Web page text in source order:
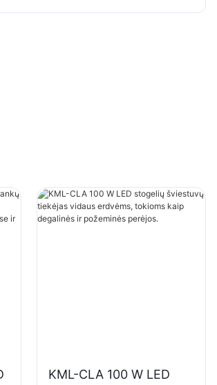
kaip sporto salės ir sandėliai,
KML-CLA 100 W LED